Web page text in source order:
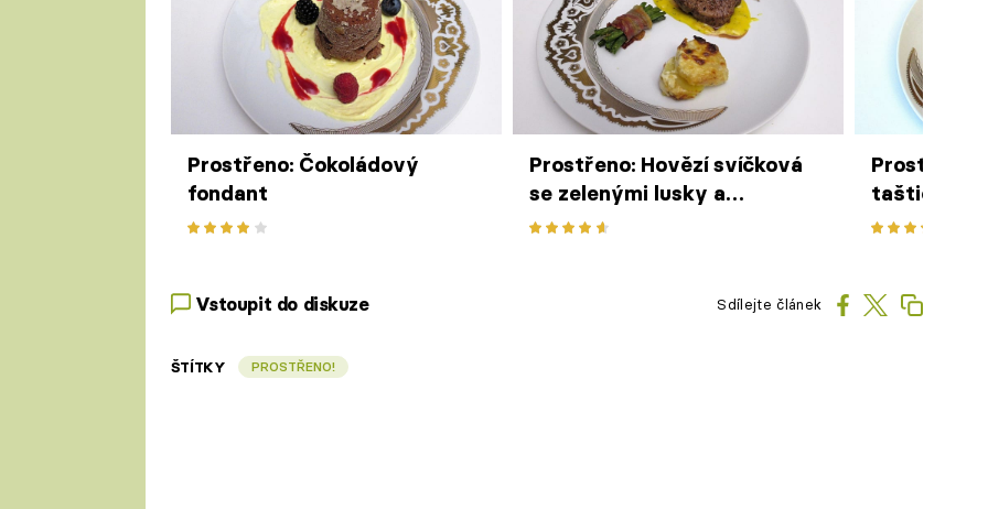
Prostřeno: Čokoládový
fondant
Prostřeno: Hovězí svíčková
se zelenými lusky a
gratinovanými bramborami
Prostřeno:
taštička
Vstoupit do diskuze Sdílejte článek
ŠTÍTKY PROSTŘENO!